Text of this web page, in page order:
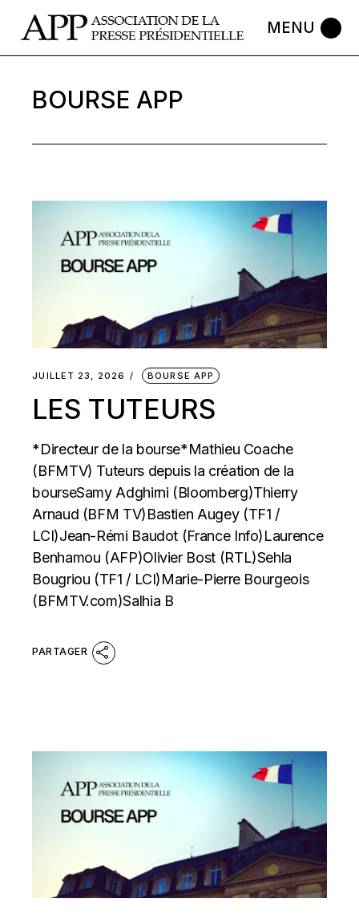
BOURSE APP
JUILLET 23, 2026 BOURSE APP
LES TUTEURS
*Directeur de la bourse*Mathieu Coache
(BFMTV) Tuteurs depuis la création de la
bourseSamy Adghirni (Bloomberg)Thierry
Arnaud (BFM TV)Bastien Augey (TF1 /
LCI)Jean-Rémi Baudot (France Info)Laurence
Benhamou (AFP)Olivier Bost (RTL)Sehla
Bougriou (TF1 / LCI)Marie-Pierre Bourgeois
(BFMTV.com)Salhia B